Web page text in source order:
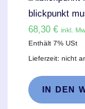
blickpunkt
68,30€ inkl.
Enthält 7% USt
Lieferzeit: nicht
IN DEN